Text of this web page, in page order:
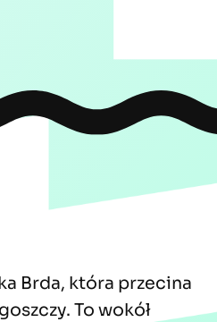
Brda, która przecina
To wokół